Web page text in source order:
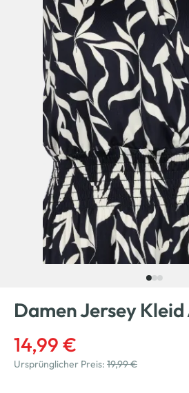
Damen Jersey
14,99 €
Ursprünglicher Preis: 19,99 €